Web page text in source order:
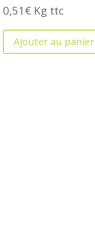
0,51€ Kg
Ajouter au panier